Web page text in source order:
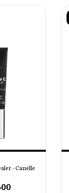
- Canelle